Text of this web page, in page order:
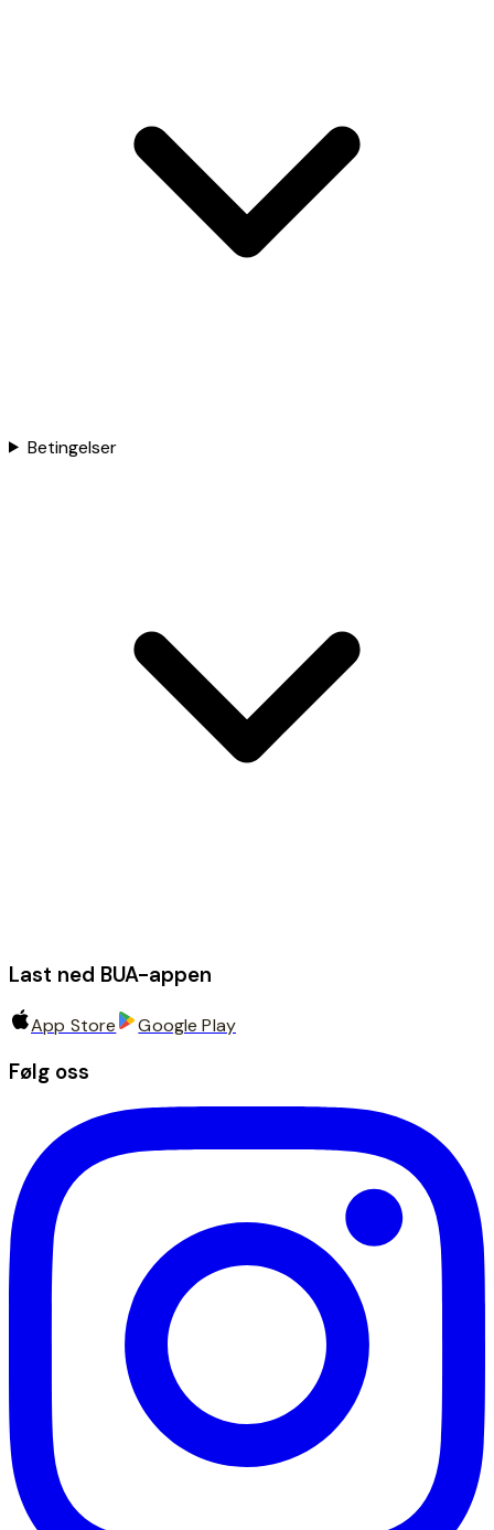
Betingelser
Last ned BUA-appen
App Store Google Play
Følg oss